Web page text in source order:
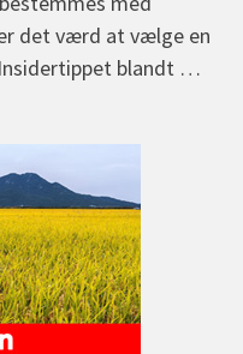
det værd at vælge en
blandt …